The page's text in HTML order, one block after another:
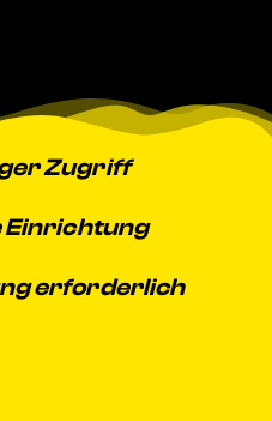
Zugriff
Einrichtung
erforderlich